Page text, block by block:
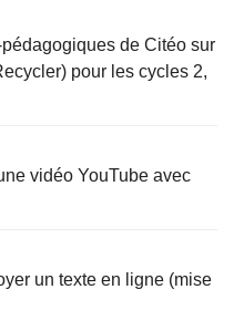
de Citéo sur
pour les cycles 2,
vidéo YouTube avec
un texte en ligne (mise